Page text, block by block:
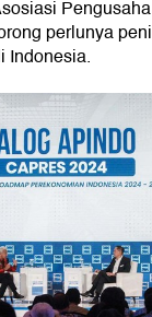
perlunya
Indonesia.